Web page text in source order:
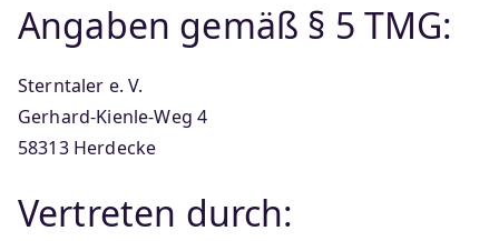
Angaben gemäß § 5 TMG:
Sterntaler e. V.
Gerhard-Kienle-Weg 4
58313 Herdecke
Vertreten durch: